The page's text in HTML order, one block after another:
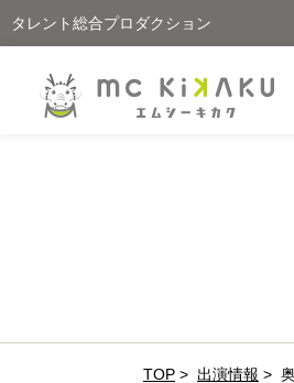
タレント総合プロダクション
TOP > 出演情報 >